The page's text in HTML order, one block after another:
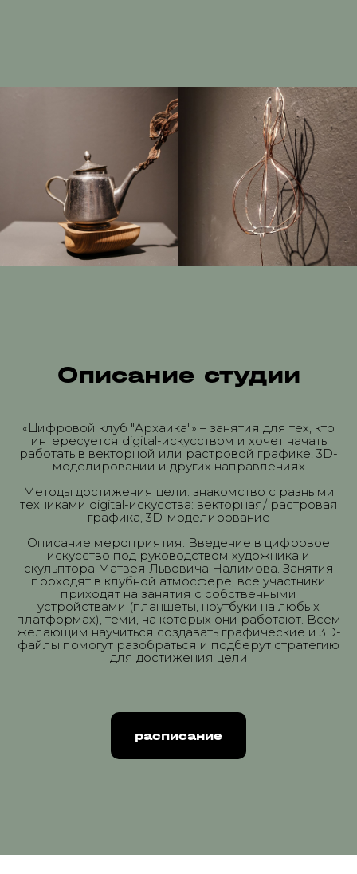
Описание студии
«Цифровой клуб "Архаика"» – занятия для тех, кто
интересуется digital-искусством и хочет начать
работать в векторной или растровой графике, 3D-
моделировании и других направлениях
Методы достижения цели: знакомство с разными
техниками digital-искусства: векторная/ растровая
графика, 3D-моделирование
Описание мероприятия: Введение в цифровое
искусство под руководством художника и
скульптора Матвея Львовича Налимова. Занятия
проходят в клубной атмосфере, все участники
приходят на занятия с собственными
устройствами (планшеты, ноутбуки на любых
платформах), теми, на которых они работают. Всем
желающим научиться создавать графические и 3D-
файлы помогут разобраться и подберут стратегию
для достижения цели
расписание